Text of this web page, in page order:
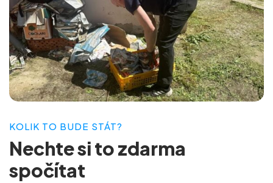
KOLIK TO BUDE STÁT?
Nechte si tozdarma
spočítat